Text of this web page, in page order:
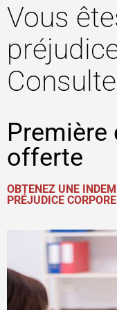
Vous
offerte
OBTENEZ UNE
PRÉJUDICE